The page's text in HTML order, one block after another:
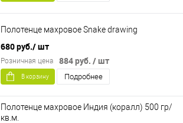
Полотенце махровое Snake drawing
680 руб./ шт
884 руб. / шт
Розничная цена
В корзину Подробнее
Полотенце махровое Индия (коралл) 500 гр/
кв.м.